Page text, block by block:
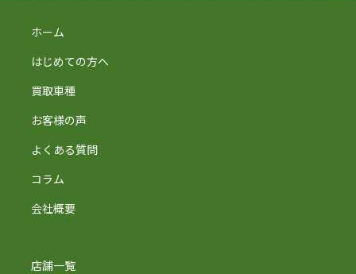
ホーム
はじめての方へ
買取車種
お客様の声
よくある質問
コラム
会社概要
店舗一覧